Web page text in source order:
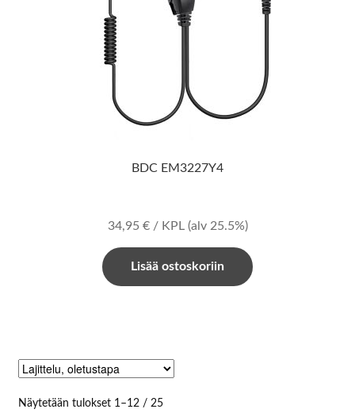
BDC EM3227Y4
34,95 €/ KPL (alv 25.5%)
Lisää ostoskoriin
Näytetään tulokset 1–12 / 25